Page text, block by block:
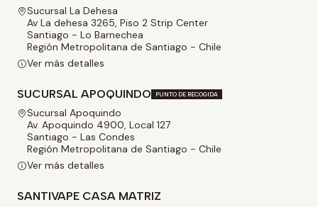
Sucursal La Dehesa
Av La dehesa 3265, Piso 2 Strip Center
Santiago - Lo Barnechea
Región Metropolitana de Santiago - Chile
Ver más detalles
SUCURSAL APOQUINDO PUNTO DE RECOGIDA
Sucursal Apoquindo
Av. Apoquindo 4900, Local 127
Santiago - Las Condes
Región Metropolitana de Santiago - Chile
Ver más detalles
SANTIVAPE CASA MATRIZ